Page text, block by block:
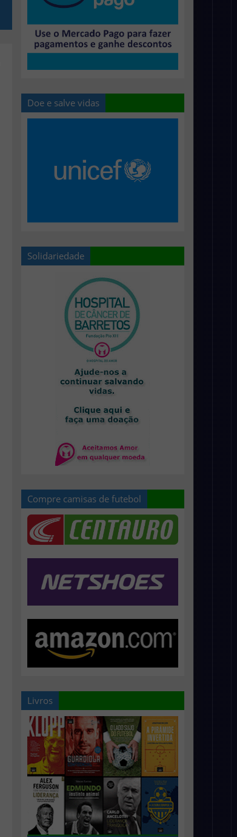
Doe e salve vidas
Solidariedade
Compre camisas de futebol
Livros